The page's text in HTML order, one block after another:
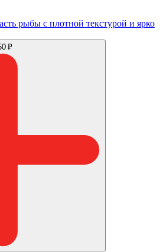
рыбы с плотной текстурой и ярко
₽